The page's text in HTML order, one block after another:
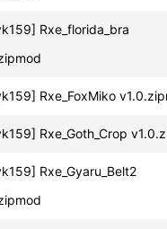
Rxe_florida_bra
Rxe_FoxMiko
Rxe_Goth_Crop
Rxe_Gyaru_Belt2